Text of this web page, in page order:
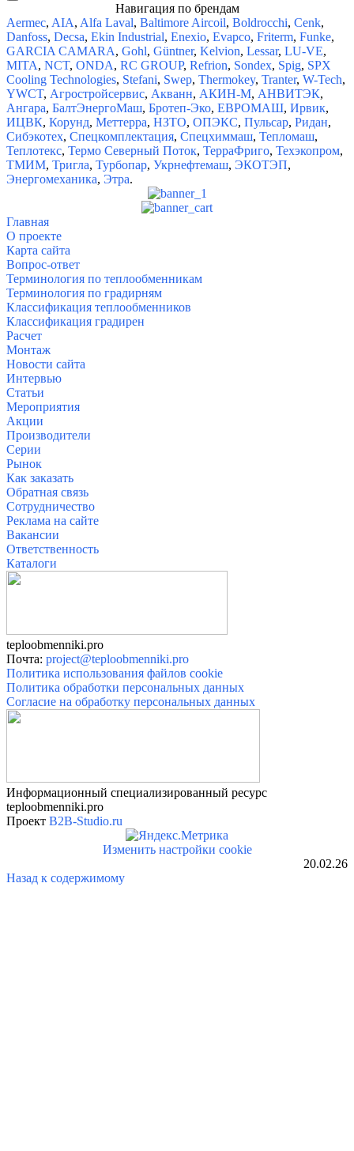
Навигация по брендам
Aermec, AIA, Alfa Laval, Baltimore Aircoil, Boldrocchi, Cenk,
Danfoss, Decsa, Ekin Industrial, Enexio, Evapco, Friterm, Funke,
GARCIA CAMARA, Gohl, Güntner, Kelvion, Lessar, LU-VE,
MITA, NCT, ONDA, RC GROUP, Refrion, Sondex, Spig, SPX
Cooling Technologies, Stefani, Swep, Thermokey, Tranter, W-Tech,
YWCT, Агростройсервис, Акванн, АКИН-М, АНВИТЭК,
Ангара, БалтЭнергоМаш, Бротеп-Эко, ЕВРОМАШ, Ирвик,
ИЦВК, Корунд, Меттерра, НЗТО, ОПЭКС, Пульсар, Ридан,
Сибэкотех, Спецкомплектация, Спецхиммаш, Тепломаш,
Теплотекс, Термо Северный Поток, ТерраФриго, Техэкопром,
ТМИМ, Тригла, Турбопар, Укрнефтемаш, ЭКОТЭП,
Энергомеханика, Этра.
Главная
О проекте
Карта сайта
Вопрос-ответ
Терминология по теплообменникам
Терминология по градирням
Классификация теплообменников
Классификация градирен
Расчет
Монтаж
Новости сайта
Интервью
Статьи
Мероприятия
Акции
Производители
Серии
Рынок
Как заказать
Обратная связь
Сотрудничество
Реклама на сайте
Вакансии
Ответственность
Каталоги
teploobmenniki.pro
Почта: project@teploobmenniki.pro
Политика использования файлов cookie
Политика обработки персональных данных
Согласие на обработку персональных данных
Информационный специализированный ресурс
teploobmenniki.pro
Проект B2B-Studio.ru
Изменить настройки cookie
20.02.26
Назад к содержимому